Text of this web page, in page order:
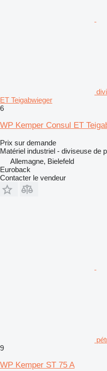
ET Teigabwieger
6
WP Kemper Consul ET
Prix sur demande
Matériel industriel - diviseuse de
Allemagne, Bielefeld
Euroback
Contacter le vendeur
9
WP Kemper ST 75 A